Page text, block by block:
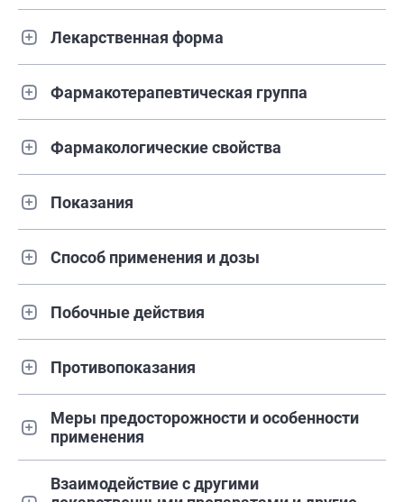
Лекарственная форма
Фармакотерапевтическая группа
Фармакологические свойства
Показания
Способ применения и дозы
Побочные действия
Противопоказания
Меры предосторожности и особенности
применения
Взаимодействие с другими